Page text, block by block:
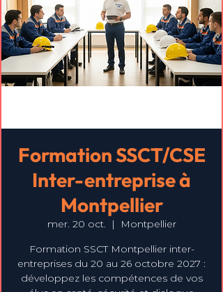
Formation SSCT/CSE
Inter-entreprise à
Montpellier
mer. 20 oct.
  |
Montpellier
Formation SSCT Montpellier inter-
entreprises du 20 au 26 octobre 2027 :
développez les compétences de vos